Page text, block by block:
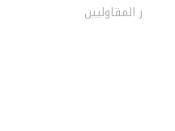
كبار المقاوليين